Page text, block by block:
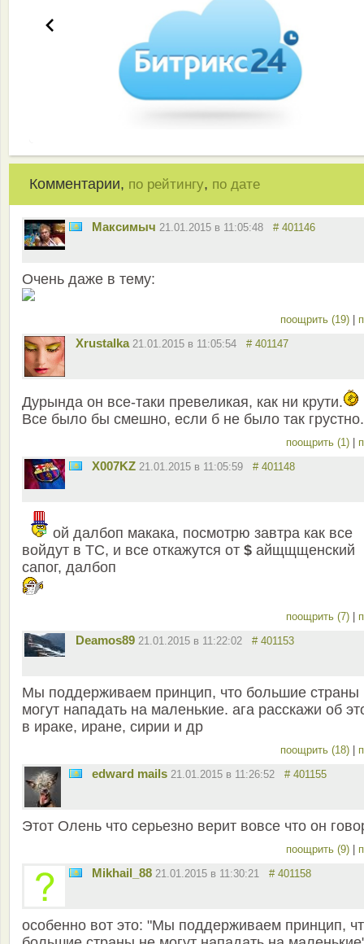
Комментарии, по рейтингу, по дате
Максимыч 21.01.2015 в 11:05:48 # 401146
Очень даже в тему:
поощрить (19)
Xrustalka 21.01.2015 в 11:05:54 # 401147
Дурында он все-таки превеликая, как ни крути.
Все было бы смешно, если б не было так
поощрить (1)
X007KZ 21.01.2015 в 11:05:59 # 401148
ой далбоп макака, посмотрю завтра как все
войдут в ТС, и все откажутся от $ айщщщенский
сапог, далбоп
поощрить (7)
Deamos89 21.01.2015 в 11:22:02 # 401153
Мы поддерживаем принцип, что большие страны
могут нападать на маленькие. ага расскажи об
в ираке, иране, сирии и др
поощрить (18)
edward mails 21.01.2015 в 11:26:52 # 401155
Этот Олень что серьезно верит вовсе что он
поощрить (9)
Mikhail_88 21.01.2015 в 11:30:21 # 401158
особенно вот это: "Мы поддерживаем принцип,